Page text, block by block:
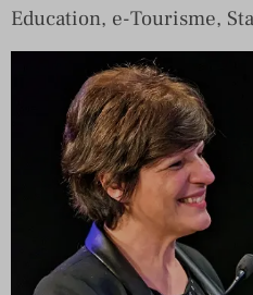
Education, e-Tourisme,